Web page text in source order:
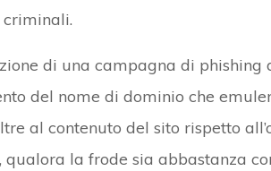
di una campagna di phishing
del nome di dominio che
al contenuto del sito rispetto
qualora la frode sia abbastanza